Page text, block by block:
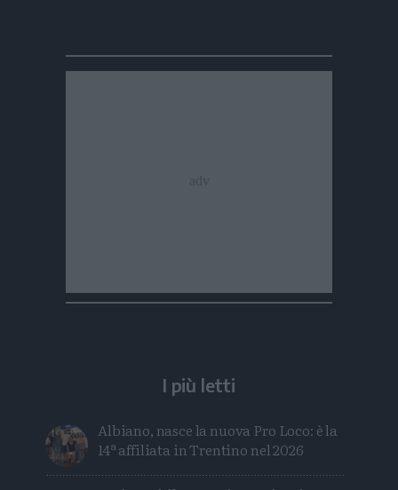
I più letti
Albiano, nasce la nuova Pro Loco: è la
14ª affiliata in Trentino nel 2026